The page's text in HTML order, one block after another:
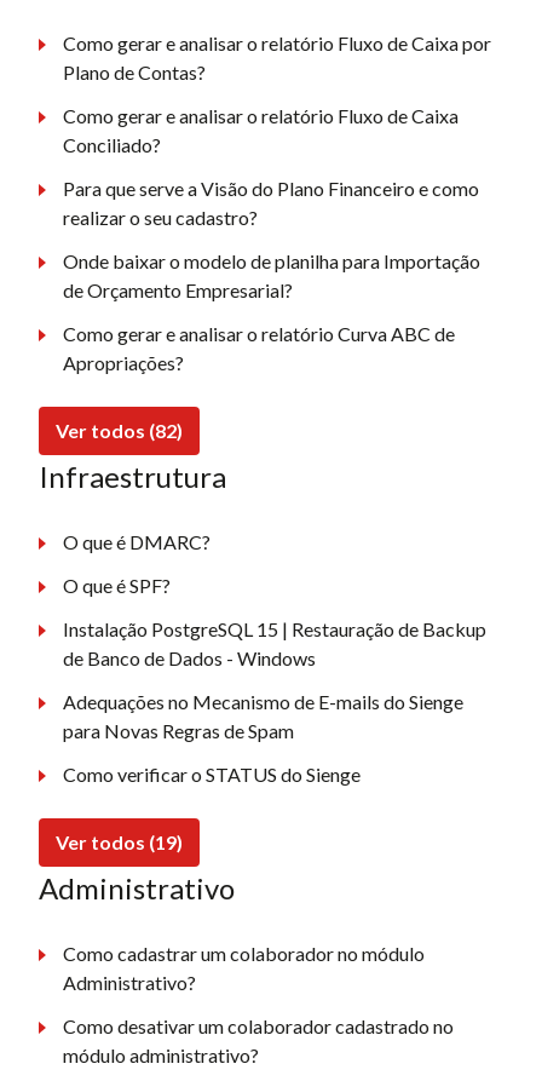
Como gerar e analisar o relatório Fluxo de Caixa por
Plano de Contas?
Como gerar e analisar o relatório Fluxo de Caixa
Conciliado?
Para que serve a Visão do Plano Financeiro e como
realizar o seu cadastro?
Onde baixar o modelo de planilha para Importação
de Orçamento Empresarial?
Como gerar e analisar o relatório Curva ABC de
Apropriações?
Ver todos (82)
Infraestrutura
O que é DMARC?
O que é SPF?
Instalação PostgreSQL 15 | Restauração de Backup
de Banco de Dados - Windows
Adequações no Mecanismo de E-mails do Sienge
para Novas Regras de Spam
Como verificar o STATUS do Sienge
Ver todos (19)
Administrativo
Como cadastrar um colaborador no módulo
Administrativo?
Como desativar um colaborador cadastrado no
módulo administrativo?